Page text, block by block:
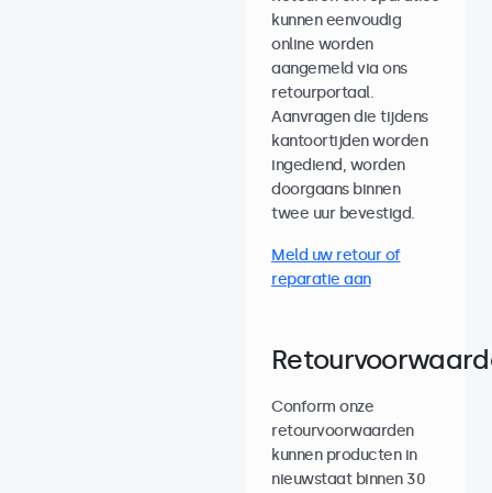
kunnen eenvoudig
online worden
aangemeld via ons
retourportaal.
Aanvragen die tijdens
kantoortijden worden
ingediend, worden
doorgaans binnen
twee uur bevestigd.
Meld uw retour of
reparatie aan
Conform onze
retourvoorwaarden
kunnen producten in
nieuwstaat binnen 30